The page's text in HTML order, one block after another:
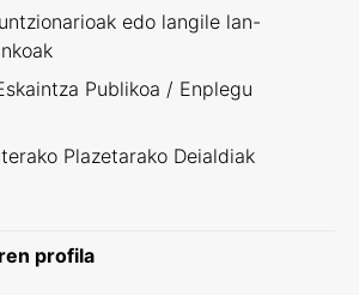
edo langile lan-
Publikoa / Enplegu
Plazetarako Deialdiak
profila